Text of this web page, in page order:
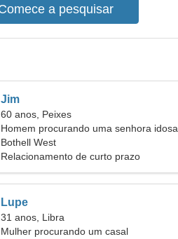
Jim
60 anos, Peixes
Homem procurando uma senhora idosa
Bothell West
Relacionamento de curto prazo
Lupe
31 anos, Libra
Mulher procurando um casal